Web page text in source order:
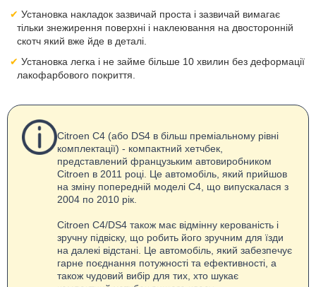
Установка накладок зазвичай проста і зазвичай вимагає
тільки знежирення поверхні і наклеювання на двосторонній
скотч який вже йде в деталі.
Установка легка і не займе більше 10 хвилин без деформації
лакофарбового покриття.
Citroen C4 (або DS4 в більш преміальному рівні
комплектації) - компактний хетчбек,
представлений французьким автовиробником
Citroen в 2011 році. Це автомобіль, який прийшов
на зміну попередній моделі С4, що випускалася з
2004 по 2010 рік.
Citroen C4/DS4 також має відмінну керованість і
зручну підвіску, що робить його зручним для їзди
на далекі відстані. Це автомобіль, який забезпечує
гарне поєднання потужності та ефективності, а
також чудовий вибір для тих, хто шукає